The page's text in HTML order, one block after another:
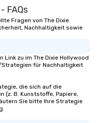
FAQs
Fragen von The Dixie
Nachhaltigkeit sowie
Link zu im The Dixie Hollywood
für Nachhaltigkeit
die sich auf die
(z. B. Kunststoffe, Papiere,
Sie bitte Ihre Strategie